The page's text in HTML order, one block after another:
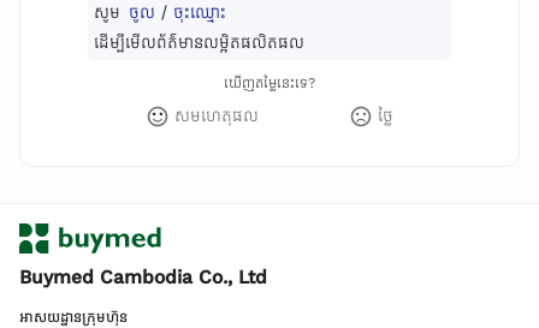
សូម ចូល / ចុះឈ្មោះ
ដើម្បីមើលព័ត៌មានលម្អិតផលិតផល
ឃើញតម្លៃនេះទេ?
សមហេតុផល ថ្លៃ
Buymed Cambodia Co., Ltd
អាសយដ្ឋានក្រុមហ៊ុន